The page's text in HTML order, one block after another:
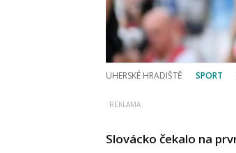
UHERSKÉ HRADIŠTĚ SPORT
Slovácko čekalo na